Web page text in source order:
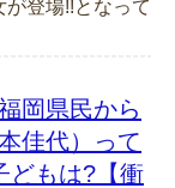
登場!!となって
岡県民から
佳代）って
どもは?【衝